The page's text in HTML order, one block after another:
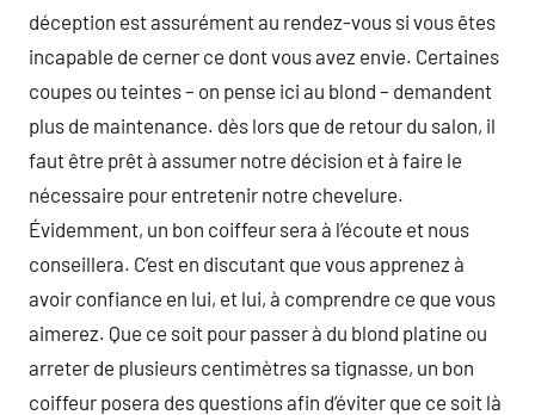
déception est assurément au rendez-vous si vous êtes
incapable de cerner ce dont vous avez envie. Certaines
coupes ou teintes – on pense ici au blond – demandent
plus de maintenance. dès lors que de retour du salon, il
faut être prêt à assumer notre décision et à faire le
nécessaire pour entretenir notre chevelure.
Évidemment, un bon coiffeur sera à l’écoute et nous
conseillera. C’est en discutant que vous apprenez à
avoir confiance en lui, et lui, à comprendre ce que vous
aimerez. Que ce soit pour passer à du blond platine ou
arreter de plusieurs centimètres sa tignasse, un bon
coiffeur posera des questions afin d’éviter que ce soit là